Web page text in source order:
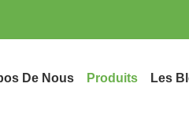
De Nous Produits Les